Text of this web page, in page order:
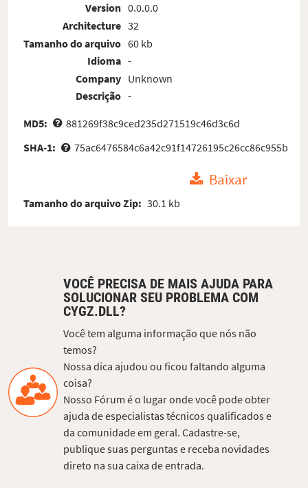
Version
Architecture
Tamanho do arquivo
Idioma
Company
Descrição
0.0.0.0
32
60 kb
-
Unknown
-
MD5:
881269f38c9ced235d271519c46d3c6d
SHA-1:
75ac6476584c6a42c91f14726195c26cc86c955b
Baixar
Tamanho do arquivo Zip: 30.1 kb
VOCÊ PRECISA DE MAIS AJUDA PARA
SOLUCIONAR SEU PROBLEMA COM
CYGZ.DLL?
Você tem alguma informação que nós não
temos?
Nossa dica ajudou ou ficou faltando alguma
coisa?
Nosso Fórum é o lugar onde você pode obter
ajuda de especialistas técnicos qualificados e
da comunidade em geral. Cadastre-se,
publique suas perguntas e receba novidades
direto na sua caixa de entrada.